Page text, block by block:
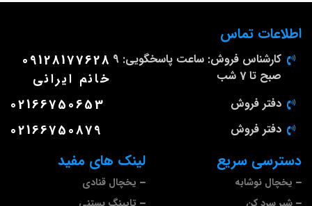
لینک های مفید
یخچال قنادی
دسترسی سریع
یخچال نوشابه
اطلاعات تماس
کارشناس فروش: ساعت پاسخگویی: 9
صبح تا 7 شب
09128177628
خانم ایرانی
دفتر فروش 02166750653
دفتر فروش 02166750879